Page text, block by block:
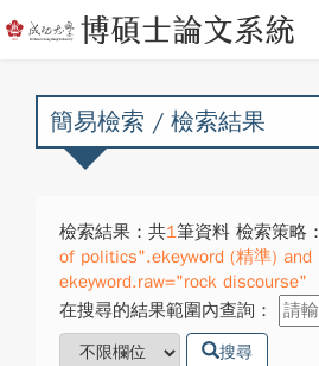
簡易檢索 / 檢索結果
檢索結果：共1筆資料 檢索策略：
of politics".ekeyword (精準) and
ekeyword.raw="rock discourse"
在搜尋的結果範圍內查詢：
搜尋